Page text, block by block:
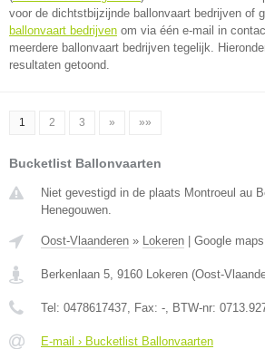
voor de dichtstbijzijnde ballonvaart bedrijven of
ballonvaart bedrijven om via één e-mail in
meerdere ballonvaart bedrijven tegelijk.
resultaten getoond.
1 2 3 » »»
Bucketlist Ballonvaarten
Niet gevestigd in de plaats Montroeul au
Henegouwen.
Oost-Vlaanderen » Lokeren Google maps
Berkenlaan 5, 9160 Lokeren (Oost-
Tel: 0478617437, Fax: -, BTW-nr:
E-mail › Bucketlist Ballonvaarten